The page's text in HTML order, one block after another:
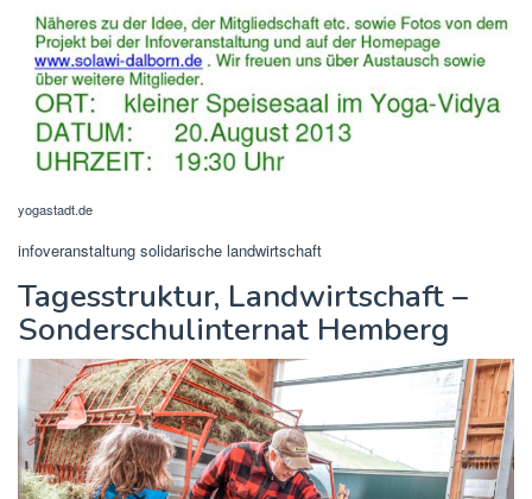
yogastadt.de
infoveranstaltung solidarische landwirtschaft
Tagesstruktur, Landwirtschaft –
Sonderschulinternat Hemberg